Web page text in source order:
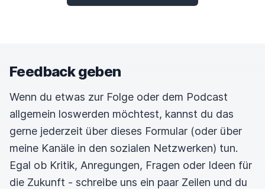
Feedback geben
Wenn du etwas zur Folge oder dem Podcast
allgemein loswerden möchtest, kannst du das
gerne jederzeit über dieses Formular (oder über
meine Kanäle in den sozialen Netzwerken) tun.
Egal ob Kritik, Anregungen, Fragen oder Ideen für
die Zukunft - schreibe uns ein paar Zeilen und du